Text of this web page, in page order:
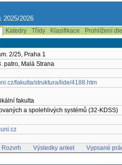
2025/2026
Katedry Třídy Klasifikace Prohlížení
2/25, Praha 1
patro, Malá Strana
fakulta/struktura/lide/4188.htm
fakulta
a spolehlivých systémů (32-KDSS)
Rozvrh Výsledky anket Vypsané